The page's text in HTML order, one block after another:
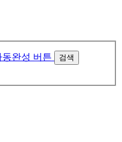
검색